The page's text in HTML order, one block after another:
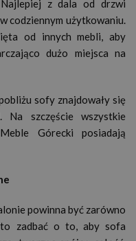
z dala od drzwi
codziennym użytkowaniu.
od innych mebli, aby
dużo miejsca na
sofy znajdowały się
Na szczęście wszystkie
Górecki posiadają
powinna być zarówno
zadbać o to, aby sofa